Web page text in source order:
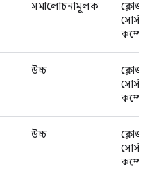
সমালোচনামূলক
ক্লোজড
সোর্স
উচ্চ
ক্লোজড
সোর্স
উচ্চ
ক্লোজড
সোর্স